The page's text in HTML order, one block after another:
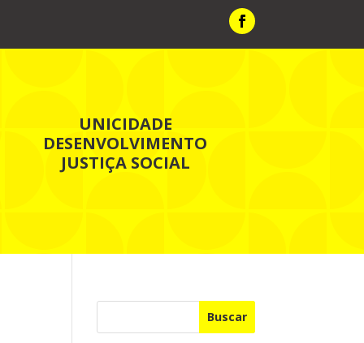
UNICIDADE
DESENVOLVIMENTO
JUSTIÇA SOCIAL
Buscar